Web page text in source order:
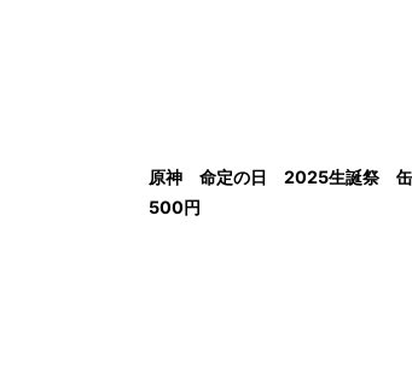
原神 命定の日 2025生誕祭
500円